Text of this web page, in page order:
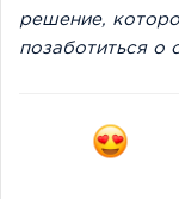
решение,
позаботиться о